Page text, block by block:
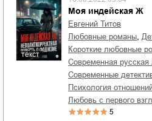
текст
Моя индейская Ж
Евгений Титов
любовные романы
короткие любовные
современная
современные
психология
любовь с первого
5